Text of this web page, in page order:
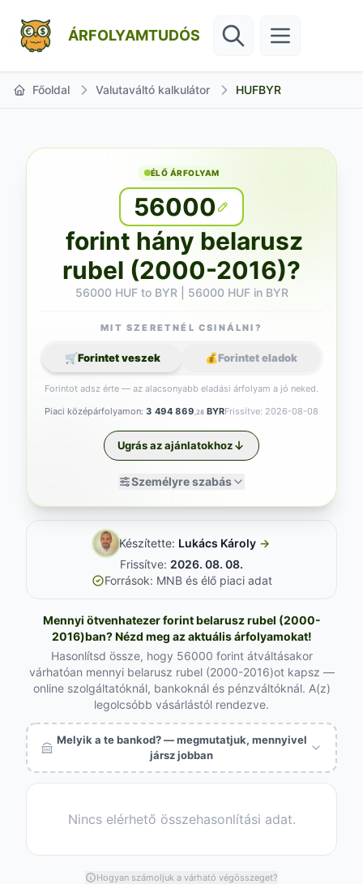
ÁRFOLYAMTUDÓS
Főoldal Valutaváltó kalkulátor HUFBYR
ÉLŐ ÁRFOLYAM
56000
forint hány belarusz
rubel (2000-2016)?
56000 HUF to BYR | 56000 HUF in BYR
Piaci középárfolyamon: 3 494 869 ,28 BYRFrissítve: 2026-08-08
Személyre szabás
MIT SZERETNÉL CSINÁLNI?
🛒Forintet veszek 💰Forintet eladok
Forintot adsz érte — az alacsonyabb eladási árfolyam a jó neked.
Ugrás az ajánlatokhoz
Készítette: Lukács Károly →
Frissítve: 2026. 08. 08.
Források: MNB és élő piaci adat
Mennyi ötvenhatezer forint belarusz rubel (2000-
2016)ban? Nézd meg az aktuális árfolyamokat!
Hasonlítsd össze, hogy 56000 forint átváltásakor
várhatóan mennyi belarusz rubel (2000-2016)ot kapsz —
online szolgáltatóknál, bankoknál és pénzváltóknál. A(z)
legolcsóbb vásárlástól rendezve.
Melyik a te bankod? — megmutatjuk, mennyivel
jársz jobban
Nincs elérhető összehasonlítási adat.
Hogyan számoljuk a várható végösszeget?